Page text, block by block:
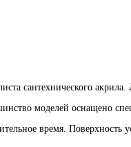
сантехнического
моделей оснащено
время.